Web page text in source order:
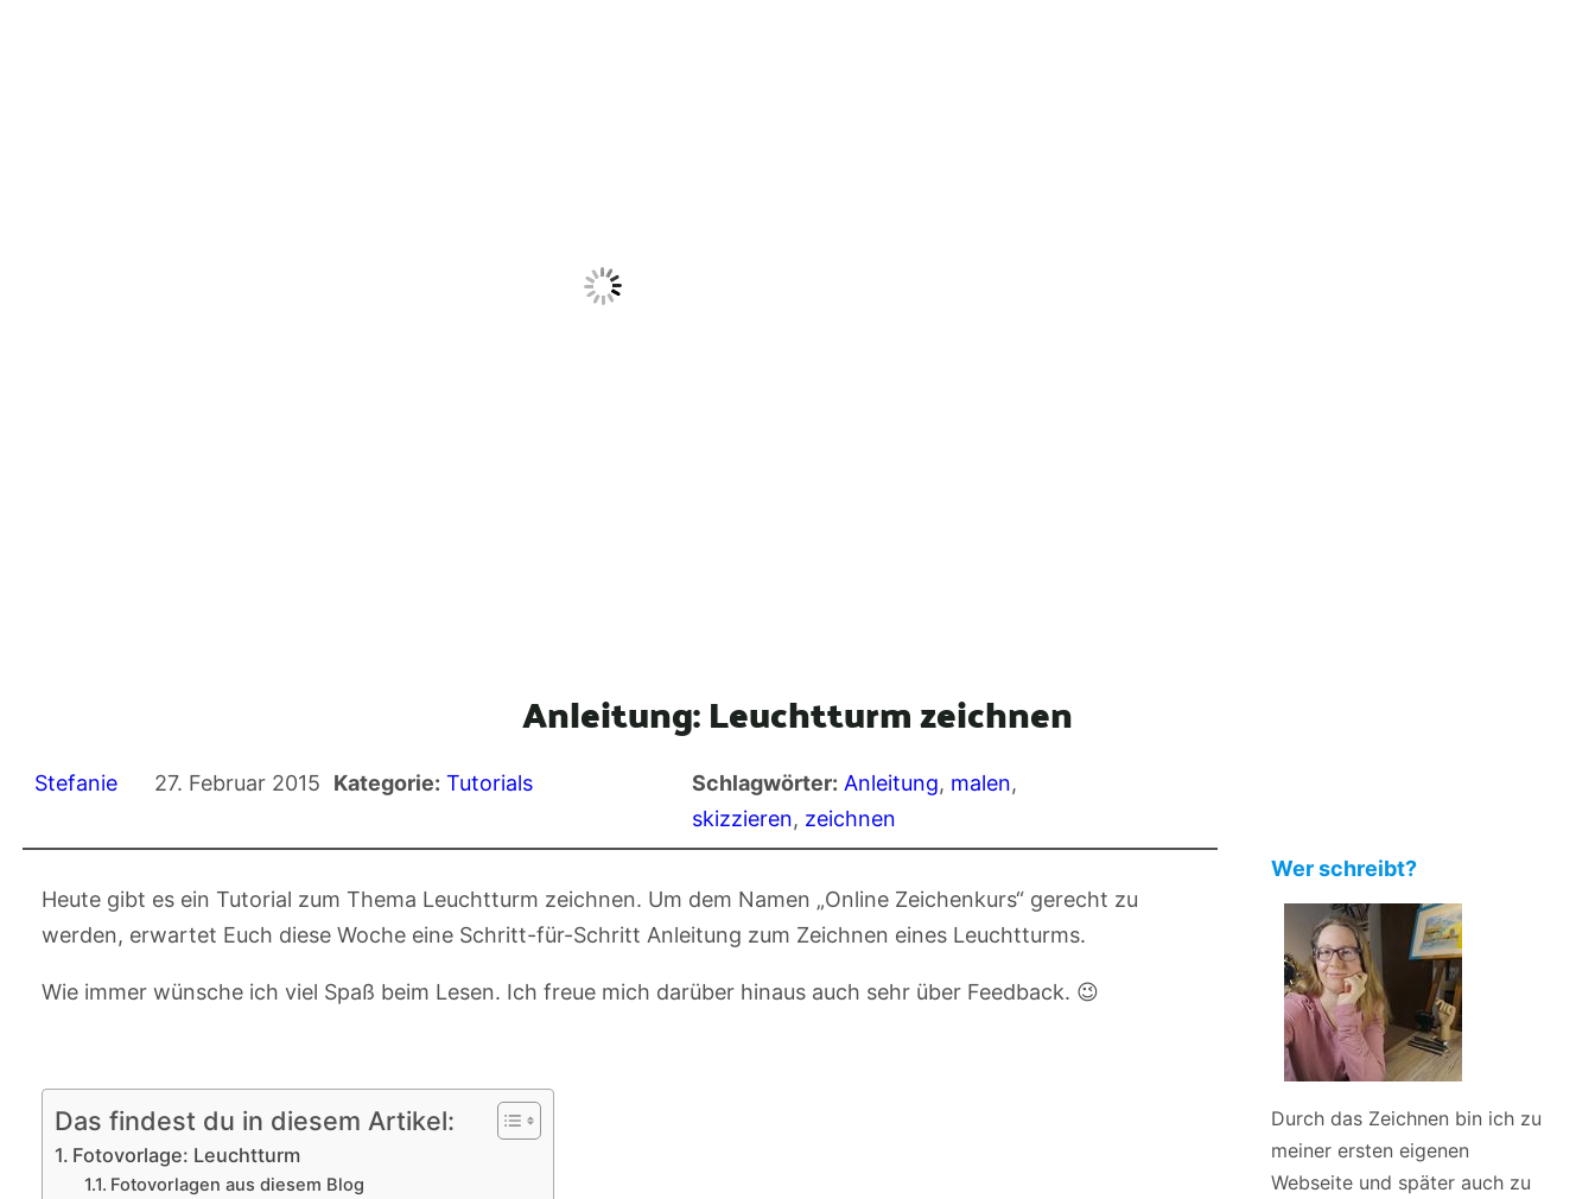
Anleitung: Leuchtturm zeichnen
Stefanie 27. Februar 2015 Kategorie: Tutorials Schlagwörter: Anleitung, malen
skizzieren, zeichnen
Heute gibt es ein Tutorial zum Thema Leuchtturm zeichnen. Um dem Namen „Online Zeichenkurs“ gerecht zu
werden, erwartet Euch diese Woche eine Schritt-für-Schritt Anleitung zum Zeichnen eines Leuchtturms.
Wie immer wünsche ich viel Spaß beim Lesen. Ich freue mich darüber hinaus auch sehr über Feedback. 😉
Das findest du in diesem Artikel:
Fotovorlage: Leuchtturm
Fotovorlagen aus diesem Blog
Wer schreibt?
Durch das Zeichnen bin ich zu
meiner ersten eigenen
Webseite und später auch zu